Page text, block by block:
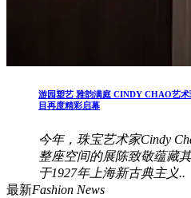
游园塑艺 雅韵满庭 CINDY CHAO艺
目再度精彩启幕
今年，珠宝艺术家Cindy
整座空间的展陈致敬蕴藏
于1927年上海新古典主义..
最新Fashion News